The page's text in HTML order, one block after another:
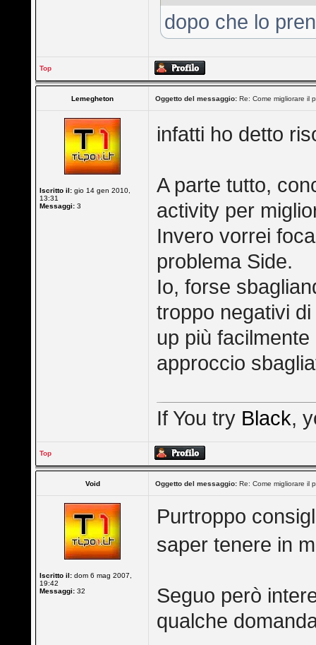
dopo che lo
Top
Lemegheton Oggetto del messaggio: Re: Come migliorare il
Iscritto il: gio 14 gen 2010,
13:31
Messaggi: 3
infatti ho detto
A parte tutto,
activity per
Invero vorrei
problema Side.
Io, forse
troppo negativi
up più
approccio
If You try Black,
Top
Void Oggetto del messaggio: Re: Come migliorare il
Iscritto il: dom 6 mag 2007,
19:42
Messaggi: 32
Purtroppo
saper tenere in
Seguo però
qualche